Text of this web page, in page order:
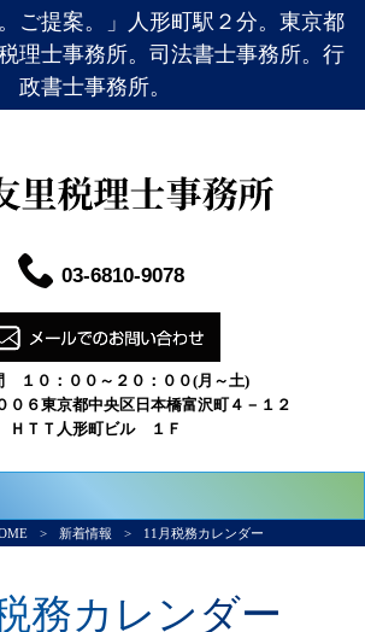
ご提案。」人形町駅２分。東京都
理士事務所。司法書士事務所。行
政書士事務所。
03-6810-9078
１０：００～２０：００(月～土)
０６東京都中央区日本橋富沢町４－１２
ＨＴＴ人形町ビル １Ｆ
> 新着情報 > 11月税務カレンダー
務カレンダー